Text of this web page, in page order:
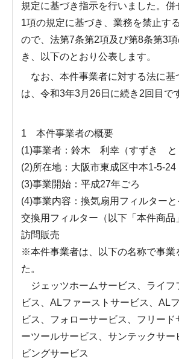
規定に基づき指示を行いました。併
1項の規定に基づき、業務を禁止す
ので、法第7条第2項及び第8条第3
き、以下のとおり公表します。
なお、本件事業者に対する法に基
は、令和3年3月26日に続き2回目で
1 本件事業者の概要
(1)事業者：鈴木 利幸（すずき と
(2)所在地：大阪市東成区中本1-5-
(3)事業開始：平成27年ごろ
(4)事業内容：換気扇用フィルター
交換用フィルター（以下「本件商品
訪問販売
※本件事業者は、以下の名称で事業
た。
ジェッツホームサービス、ライフ
ビス、ALファーストサービス、AL
ビス、フォローサービス、フリード
ーツールサービス、サンテックサー
ビングサービス